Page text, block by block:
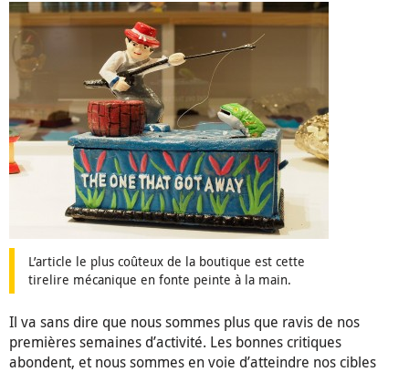
L’article le plus coûteux de la boutique est cette
tirelire mécanique en fonte peinte à la main.
Il va sans dire que nous sommes plus que ravis de nos
premières semaines d’activité. Les bonnes critiques
abondent, et nous sommes en voie d’atteindre nos cibles